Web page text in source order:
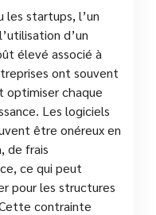
les startups, l’un
d’un
élevé associé à
ont souvent
chaque
Les logiciels
être onéreux en
de frais
ce qui peut
pour les structures
contrainte